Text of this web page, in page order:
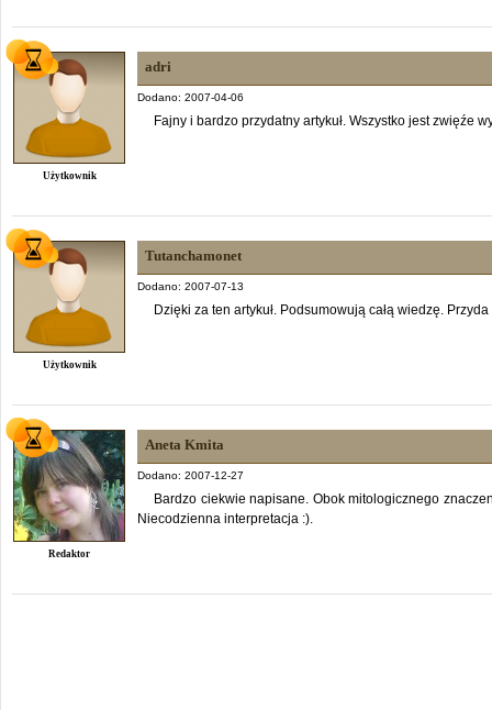
Użytkownik
adri
Dodano: 2007-04-06
Fajny i bardzo przydatny artykuł. Wszystko jest zwięźe
Użytkownik
Tutanchamonet
Dodano: 2007-07-13
Dzięki za ten artykuł. Podsumowują całą wiedzę.
Redaktor
Aneta Kmita
Dodano: 2007-12-27
Bardzo ciekwie napisane. Obok mitologicznego
Niecodzienna interpretacja :).